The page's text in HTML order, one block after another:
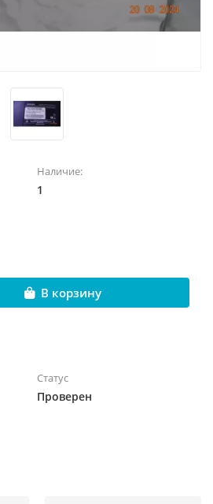
Наличие:
1
В корзину
Статус
Проверен